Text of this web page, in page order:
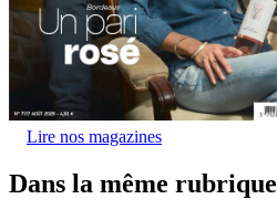
Lire nos magazines
Dans la même rubrique